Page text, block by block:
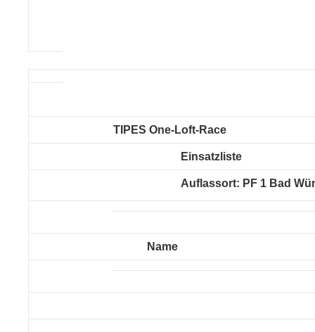
TIPES One-Loft-Race
Einsatzliste
Auflassort: PF 1 Bad
Name